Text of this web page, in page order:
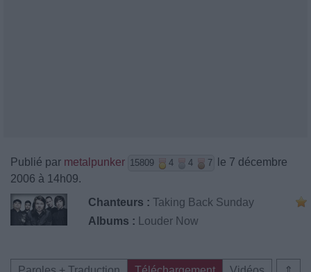
Publié par metalpunker 15809 4 4 7
le 7 décembre
2006 à 14h09.
Chanteurs : Taking Back Sunday
Albums :
Louder Now